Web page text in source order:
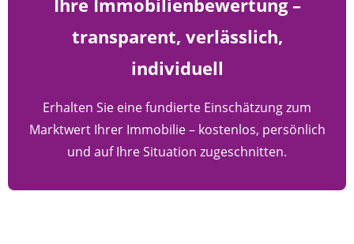
Ihre Immobilienbewertung –
transparent, verlässlich,
individuell
Erhalten Sie eine fundierte Einschätzung zum
Marktwert Ihrer Immobilie – kostenlos, persönlich
und auf Ihre Situation zugeschnitten.